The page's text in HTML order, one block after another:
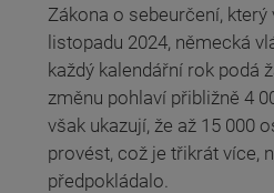
Zákona o sebeurčení, který
listopadu 2024, německá
každý kalendářní rok podá
změnu pohlaví přibližně 4
však ukazují, že až 15 000
provést, což je třikrát více,
předpokládalo.